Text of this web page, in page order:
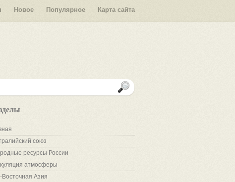
Новое Популярное Карта сайта
союз
ресурсы России
атмосферы
Восточная Азия